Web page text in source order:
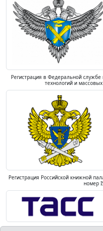
Регистрация в Федеральной
технологий и
Регистрация Российской книжной
номер